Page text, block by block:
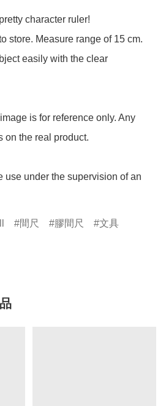
character ruler!
store. Measure range of 15 cm.
easily with the clear
is for reference only. Any
on the real product.
use under the supervision of an
間尺 膠間尺
文具